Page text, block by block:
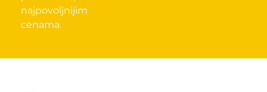
najpovoljnijim
cenama.